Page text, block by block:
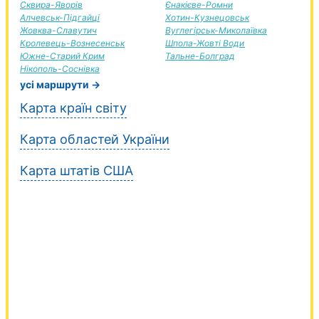
Сквира-Яворів
Алчевськ-Підгайці
Жовква-Славутич
Кролевець-Вознесенськ
Южне-Старий Крим
Нікополь-Соснівка
Єнакієве-Ромни
Хотин-Кузнецовськ
Вуглегірськ-Миколаївка
Шпола-Жовті Води
Тальне-Болград
усі маршрути →
Карта країн світу
Карта областей України
Карта штатів США